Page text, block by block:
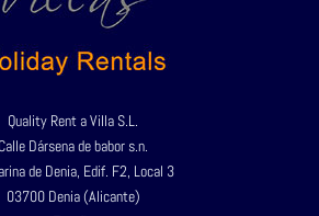
Quality Rent a Villa S.L.
Calle Dársena de babor s.n.
de Denia, Edif. F2, Local 3
03700 Denia (Alicante)